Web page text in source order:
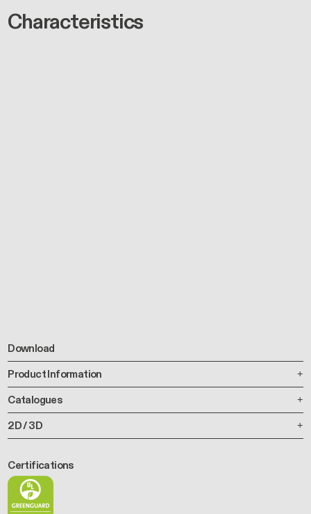
Characteristics
Download
Product Information
Catalogues
2D / 3D
Certifications